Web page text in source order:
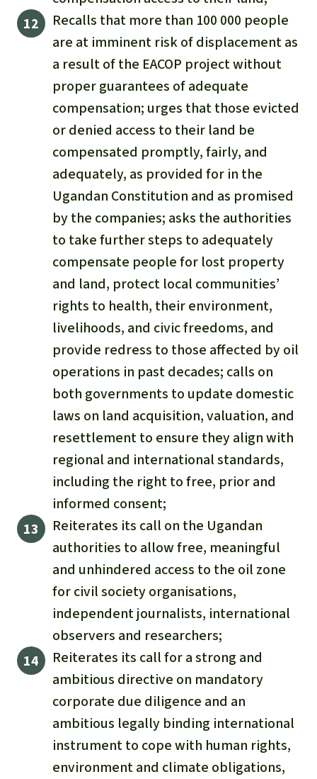
Recalls that more than 100 000 people
are at imminent risk of displacement as
a result of the EACOP project without
proper guarantees of adequate
compensation; urges that those evicted
or denied access to their land be
compensated promptly, fairly, and
adequately, as provided for in the
Ugandan Constitution and as promised
by the companies; asks the authorities
to take further steps to adequately
compensate people for lost property
and land, protect local communities’
rights to health, their environment,
livelihoods, and civic freedoms, and
provide redress to those affected by oil
operations in past decades; calls on
both governments to update domestic
laws on land acquisition, valuation, and
resettlement to ensure they align with
regional and international standards,
including the right to free, prior and
informed consent;
Reiterates its call on the Ugandan
authorities to allow free, meaningful
and unhindered access to the oil zone
for civil society organisations,
independent journalists, international
observers and researchers;
Reiterates its call for a strong and
ambitious directive on mandatory
corporate due diligence and an
ambitious legally binding international
instrument to cope with human rights,
environment and climate obligations,